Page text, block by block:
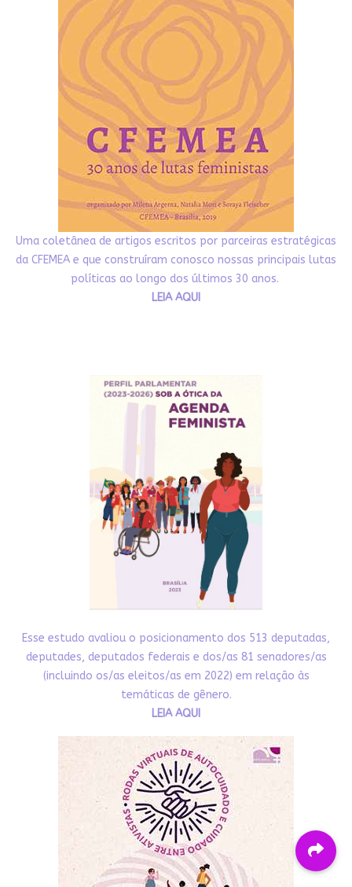
Uma coletânea de artigos escritos por parceiras estratégicas
da CFEMEA e que construíram conosco nossas principais lutas
políticas ao longo dos últimos 30 anos.
LEIA AQUI
Esse estudo avaliou o posicionamento dos 513 deputadas,
deputades, deputados federais e dos/as 81 senadores/as
(incluindo os/as eleitos/as em 2022) em relação às
temáticas de gênero.
LEIA AQUI